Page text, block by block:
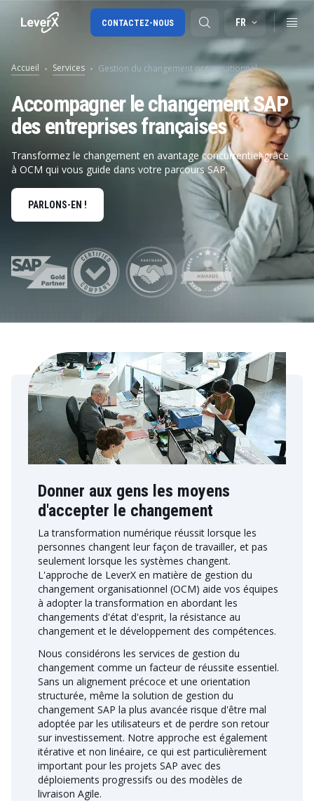
SAP S/4HANA migration
SAP Ariba
FR
CONTACTEZ-NOUS
Accueil Services Gestion du changement organisationnel
Accompagner le changement SAP
des entreprises françaises
Transformez le changement en avantage concurrentiel grâce
à OCM qui vous guide dans votre parcours SAP.
PARLONS-EN !
Donner aux gens les moyens
d'accepter le changement
La transformation numérique réussit lorsque les
personnes changent leur façon de travailler, et pas
seulement lorsque les systèmes changent.
L'approche de LeverX en matière de gestion du
changement organisationnel (OCM) aide vos équipes
à adopter la transformation en abordant les
changements d'état d'esprit, la résistance au
changement et le développement des compétences.
Nous considérons les services de gestion du
changement comme un facteur de réussite essentiel.
Sans un alignement précoce et une orientation
structurée, même la solution de gestion du
changement SAP la plus avancée risque d'être mal
adoptée par les utilisateurs et de perdre son retour
sur investissement. Notre approche est également
itérative et non linéaire, ce qui est particulièrement
important pour les projets SAP avec des
déploiements progressifs ou des modèles de
livraison Agile.